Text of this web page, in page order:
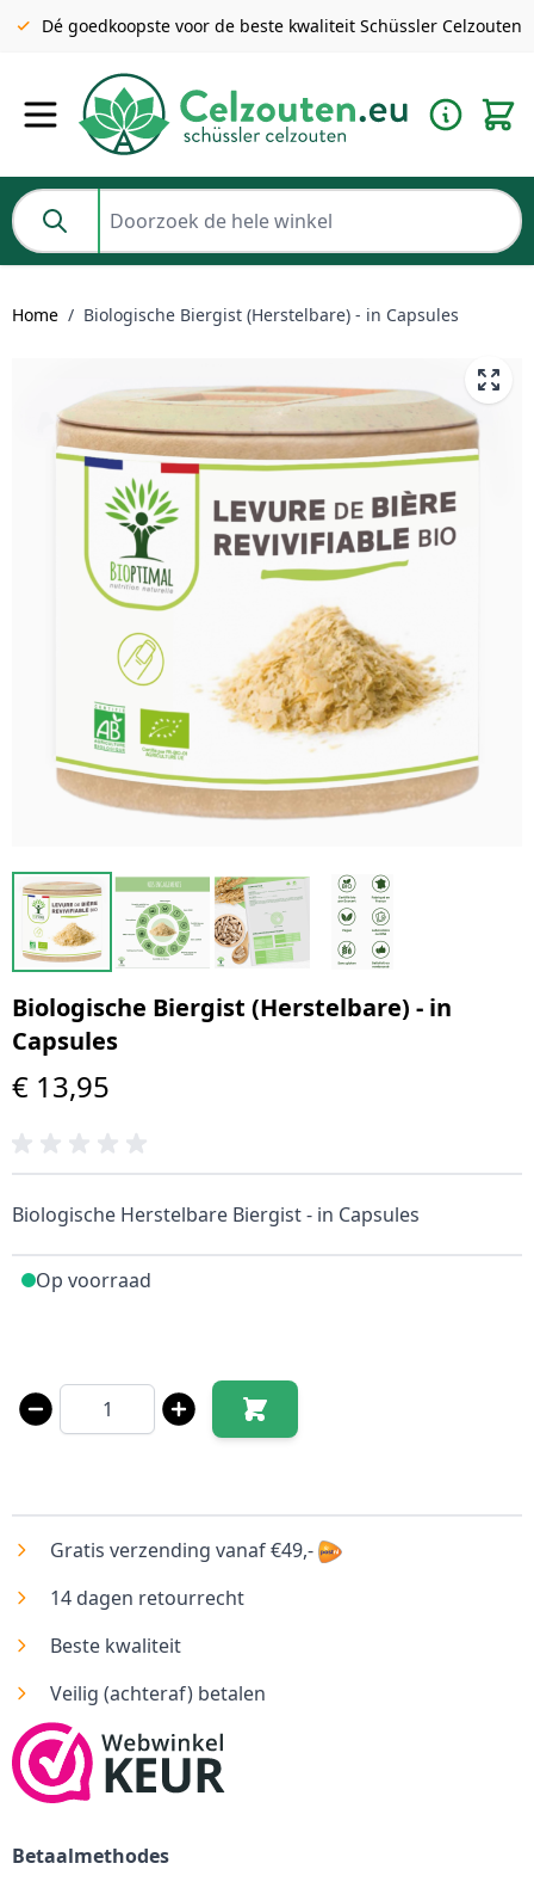
Gratis verzending v.a. €49 NL | BE pakket tot 2KG gratis v.a.
€69
Dé goedkoopste voor de beste kwaliteit Schüssler Celzouten
Doorzoek de hele winkel
Home / Biologische Biergist (Herstelbare) - in Capsules
Biologische Biergist (Herstelbare) - in
Capsules
€ 13,95
Biologische Herstelbare Biergist - in Capsules
Op voorraad
Aantal
Gratis verzending vanaf €49,-
14 dagen retourrecht
Beste kwaliteit
Veilig (achteraf) betalen
Betaalmethodes